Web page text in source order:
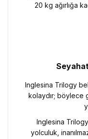
20 kg ağırlığa
Inglesina Trilogy
kolaydır; böylece
Inglesina
yolculuk,